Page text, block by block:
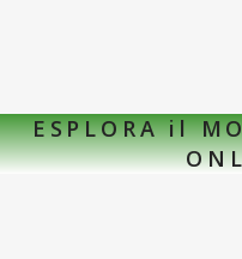
ESPLORA il